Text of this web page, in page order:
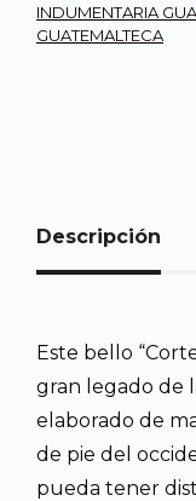
INDUMENTARIA
GUATEMALTECA
Descripción
Este bello
gran legado de
elaborado de
de pie del
pueda tener